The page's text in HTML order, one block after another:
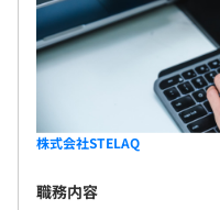
株式会社STELAQ
職務内容